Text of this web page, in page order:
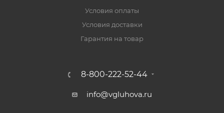
Условия оплаты
Условия доставки
Гарантия на товар
8-800-222-52-44
info@vgluhova.ru